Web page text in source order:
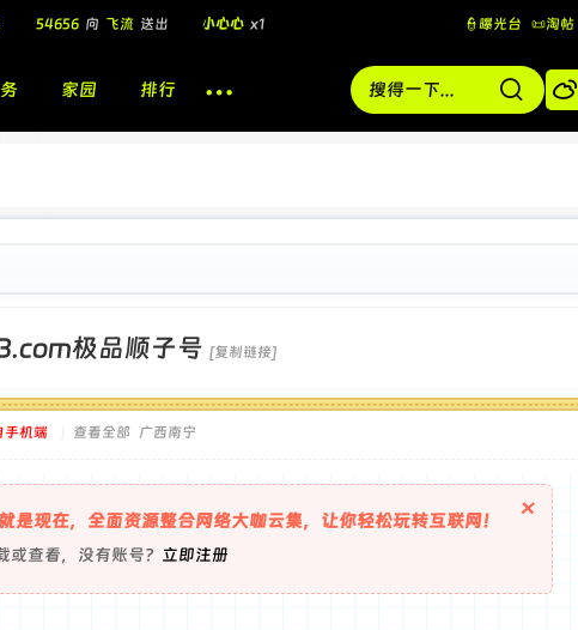
飞流 向 北 酷盖墨镜
👮曝光台 📜淘帖
家园 排行 
极品顺子号 [复制链接]
手机端 查看全部 广西南宁
是现在，全面资源整合网络大咖云集，让你轻松玩转互联网！
或查看，没有账号？ 立即注册
×